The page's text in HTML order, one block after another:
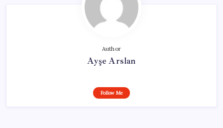
Author
Ayşe Arslan
Follow Me